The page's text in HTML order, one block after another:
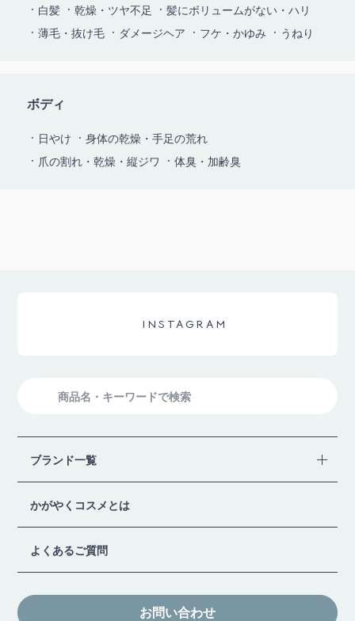
白髪 乾燥・ツヤ不足
髪にボリュームがない・ハリ
薄毛・抜け毛
ダメージヘア フケ・かゆみ うねり
ボディ
日やけ
身体の乾燥・手足の荒れ
爪の割れ・乾燥・縦ジワ
体臭・加齢臭
INSTAGRAM
ブランド一覧
かがやくコスメとは
よくあるご質問
お問い合わせ